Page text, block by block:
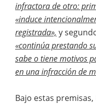
infractora de otro:
«induce
registrada», y
«continúa prestando
sabe o tiene motivos
en una infracción de
Bajo estas